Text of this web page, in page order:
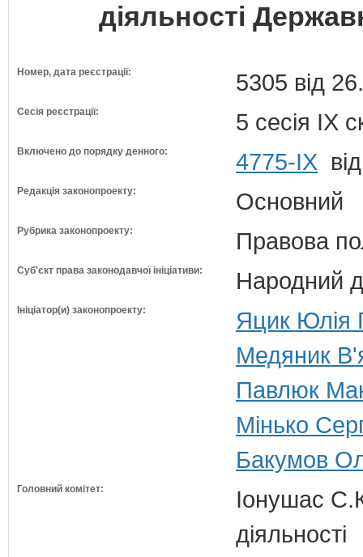
діяльності
Номер, дата реєстрації: 5305 від
Сесія реєстрації: 5 сесія IX
Включено до порядку денного: 4775-IX
Редакція законопроекту: Основний
Рубрика законопроекту: Правова
Суб'єкт права законодавчої ініціативи: Народний
Ініціатор(и) законопроекту:
Яцик Юлія
Медяник
Павлюк
Мінько
Бакумов
Головний комітет:
Іонушас
діяльності